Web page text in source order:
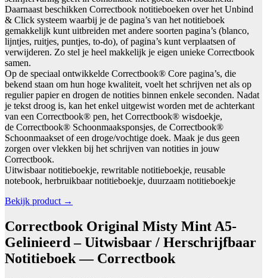
Daarnaast beschikken Correctbook notitieboeken over het Unbind
& Click systeem waarbij je de pagina’s van het notitieboek
gemakkelijk kunt uitbreiden met andere soorten pagina’s (blanco,
lijntjes, ruitjes, puntjes, to-do), of pagina’s kunt verplaatsen of
verwijderen. Zo stel je heel makkelijk je eigen unieke Correctbook
samen.
Op de speciaal ontwikkelde Correctbook® Core pagina’s, die
bekend staan om hun hoge kwaliteit, voelt het schrijven net als op
regulier papier en drogen de notities binnen enkele seconden. Nadat
je tekst droog is, kan het enkel uitgewist worden met de achterkant
van een Correctbook® pen, het Correctbook® wisdoekje,
de Correctbook® Schoonmaaksponsjes, de Correctbook®
Schoonmaakset of een droge/vochtige doek. Maak je dus geen
zorgen over vlekken bij het schrijven van notities in jouw
Correctbook.
Uitwisbaar notitieboekje, rewritable notitieboekje, reusable
notebook, herbruikbaar notitieboekje, duurzaam notitieboekje
Bekijk product →
Correctbook Original Misty Mint A5-
Gelinieerd – Uitwisbaar / Herschrijfbaar
Notitieboek — Correctbook